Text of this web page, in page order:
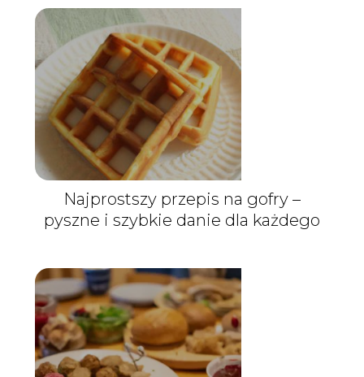
Najprostszy przepis na gofry –
pyszne i szybkie danie dla każdego